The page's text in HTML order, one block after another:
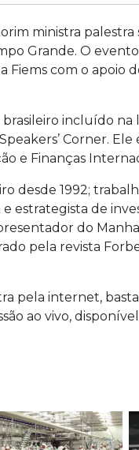
ministra palestra
Grande. O
Fiems com o apoio
incluído
Corner.
e Finanças
desde 1992;
estrategista de
do
pela revista
pela internet,
ao vivo,